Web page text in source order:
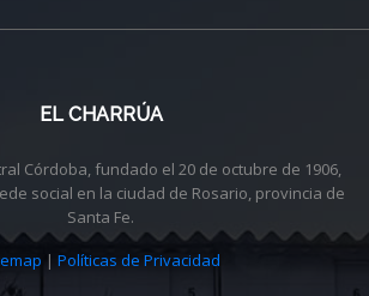
EL CHARRÚA
Córdoba, fundado el 20 de octubre de 1906,
social en la ciudad de Rosario, provincia de
Santa Fe.
| Políticas de Privacidad